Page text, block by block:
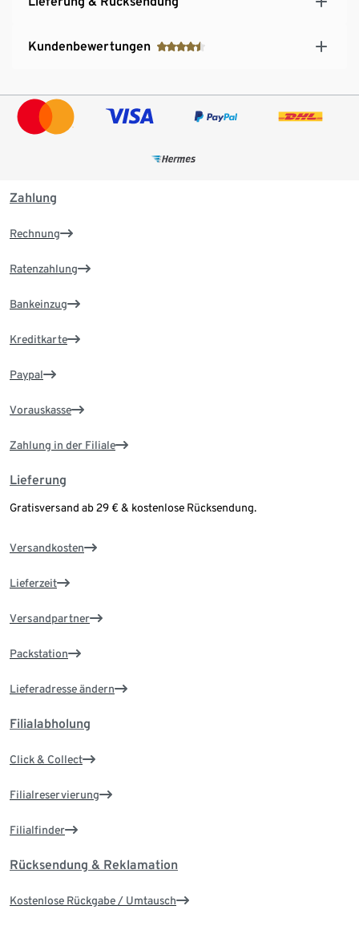
Kundenbewertungen
Zahlung
Rechnung
Ratenzahlung
Bankeinzug
Kreditkarte
Paypal
Vorauskasse
Zahlung in der Filiale
Lieferung
Gratisversand ab 29 € & kostenlose Rücksendung.
Versandkosten
Lieferzeit
Versandpartner
Packstation
Lieferadresse ändern
Filialabholung
Click & Collect
Filialreservierung
Filialfinder
Rücksendung & Reklamation
Kostenlose Rückgabe / Umtausch